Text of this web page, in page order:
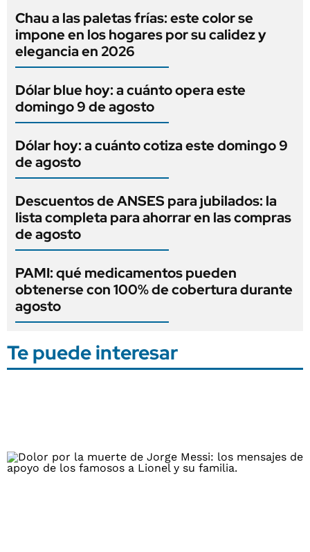
Chau a las paletas frías: este color se
impone en los hogares por su calidez y
elegancia en 2026
Dólar blue hoy: a cuánto opera este
domingo 9 de agosto
Dólar hoy: a cuánto cotiza este domingo 9
de agosto
Descuentos de ANSES para jubilados: la
lista completa para ahorrar en las compras
de agosto
PAMI: qué medicamentos pueden
obtenerse con 100% de cobertura durante
agosto
Te puede interesar